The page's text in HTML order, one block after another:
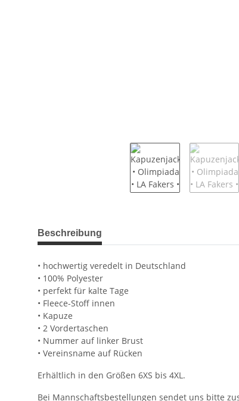
weitere Registerkarten anzeigen
Beschreibung
• hochwertig veredelt in Deutschland
• 100% Polyester
• perfekt für kalte Tage
• Fleece-Stoff innen
• Kapuze
• 2 Vordertaschen
• Nummer auf linker Brust
• Vereinsname auf Rücken
Erhältlich in den Größen 6XS bis 4XL.
Bei Mannschaftsbestellungen sendet uns bitte